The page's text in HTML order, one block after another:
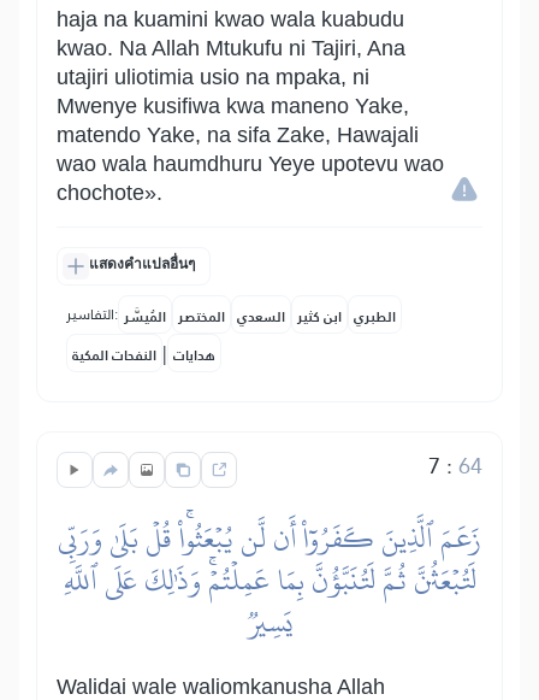
haja na kuamini kwao wala kuabudu
kwao. Na Allah Mtukufu ni Tajiri, Ana
utajiri uliotimia usio na mpaka, ni
Mwenye kusifiwa kwa maneno Yake,
matendo Yake, na sifa Zake, Hawajali
wao wala haumdhuru Yeye upotevu wao
chochote».
แสดงคำแปลอื่นๆ
التفاسير: المُيسَّر المختصر السعدي ابن كثير الطبري
النفحات المكية | هدايات
7 :64
زَعَمَ ٱلَّذِينَ كَفَرُوٓاْ أَن لَّن يُبۡعَثُواْۚ قُلۡ بَلَىٰ وَرَبِّي
لَتُبۡعَثُنَّ ثُمَّ لَتُنَبَّؤُنَّ بِمَا عَمِلۡتُمۡۚ وَذَٰلِكَ عَلَى ٱللَّهِ
يَسِيرٞ
Walidai wale waliomkanusha Allah